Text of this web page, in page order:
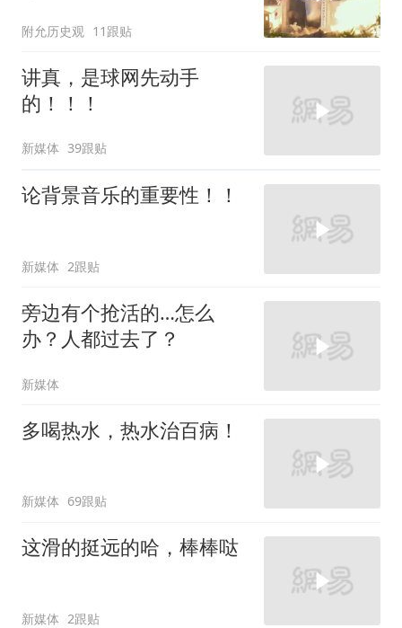
附允历史观 11跟贴
讲真，是球网先动手
的！！！
新媒体 39跟贴
论背景音乐的重要性！！
新媒体 2跟贴
旁边有个抢活的…怎么
办？人都过去了？
新媒体
多喝热水，热水治百病！
新媒体 69跟贴
这滑的挺远的哈，棒棒哒
新媒体 2跟贴